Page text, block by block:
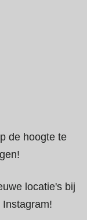
de hoogte te
locatie's bij